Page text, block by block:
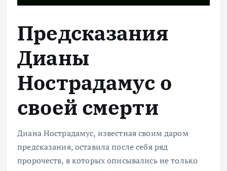
Предсказания
Дианы
Нострадамуc о
своей смерти
Диана Нострадамус, известная своим даром
предсказания, оставила после себя ряд
пророчеств, в которых описывались не только